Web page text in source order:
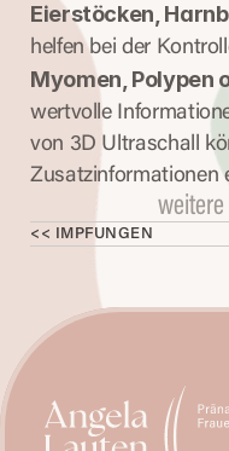
Eierstöcken,
Myomen, Polypen
wertvolle
von 3D Ultraschall
Zusatzinformationen
<< IMPFUNGEN